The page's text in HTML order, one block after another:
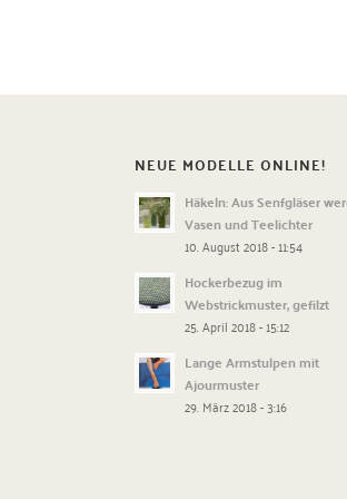
NEUE MODELLE ONLINE!
Häkeln: Aus Senfgläser
Vasen und Teelichter
10. August 2018 - 11:54
Hockerbezug im
Webstrickmuster, gefilzt
25. April 2018 - 15:12
Lange Armstulpen mit
Ajourmuster
29. März 2018 - 3:16